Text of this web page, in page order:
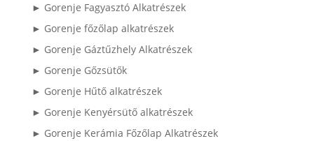
► Gorenje Fagyasztó Alkatrészek
► Gorenje főzőlap alkatrészek
► Gorenje Gáztűzhely Alkatrészek
► Gorenje Gőzsütők
► Gorenje Hűtő alkatrészek
► Gorenje Kenyérsütő alkatrészek
► Gorenje Kerámia Főzőlap Alkatrészek